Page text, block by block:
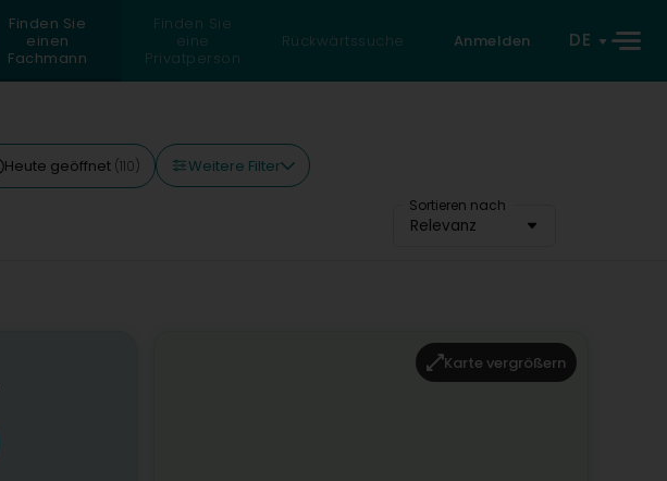
Finden Sie
einen
Fachmann
Finden Sie
eine
Privatperson
Rückwärtssuche Anmelden DE
Heute geöffnet (110) Weitere Filter
Sortieren nach
Relevanz
Karte vergrößern